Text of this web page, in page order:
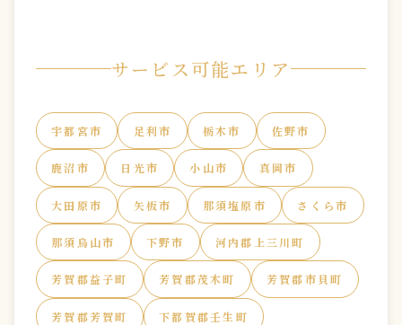
サービス可能エリア
宇都宮市 足利市 栃木市 佐野市
鹿沼市 日光市 小山市 真岡市
大田原市 矢板市 那須塩原市 さくら市
那須烏山市 下野市 河内郡上三川町
芳賀郡益子町 芳賀郡茂木町 芳賀郡市貝町
芳賀郡芳賀町 下都賀郡壬生町